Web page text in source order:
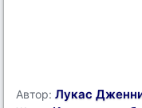
Автор: Лукас